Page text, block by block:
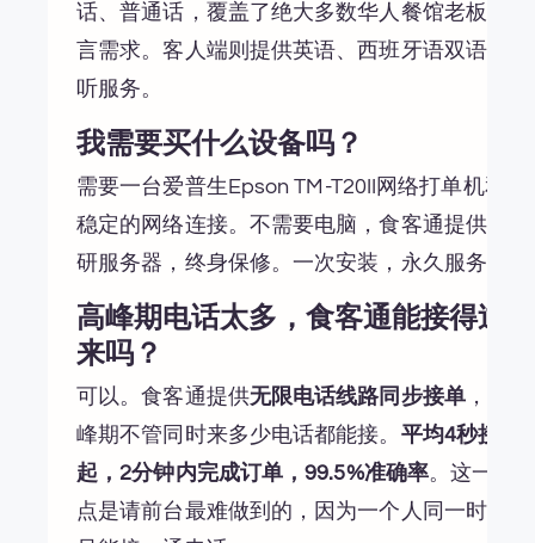
话、普通话，覆盖了绝大多数华人餐馆老板语
言需求。客人端则提供英语、西班牙语双语接
听服务。
我需要买什么设备吗？
需要一台爱普生Epson TM-T20II网络打单机和
稳定的网络连接。不需要电脑，食客通提供自
研服务器，终身保修。一次安装，永久服务。
高峰期电话太多，食客通能接得过
来吗？
可以。食客通提供无限电话线路同步接单，高
峰期不管同时来多少电话都能接。 平均4秒接
起，2分钟内完成订单，99.5%准确率。这一
点是请前台最难做到的，因为一个人同一时间